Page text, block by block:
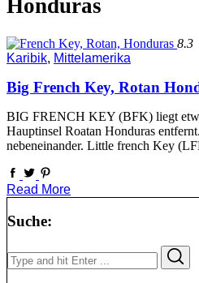
Honduras
8.3
Karibik, Mittelamerika
Big French Key, Rotan
BIG FRENCH KEY (BFK) liegt
Hauptinsel Roatan Honduras
nebeneinander. Little french Key
Read More
Suche:
Search
for: